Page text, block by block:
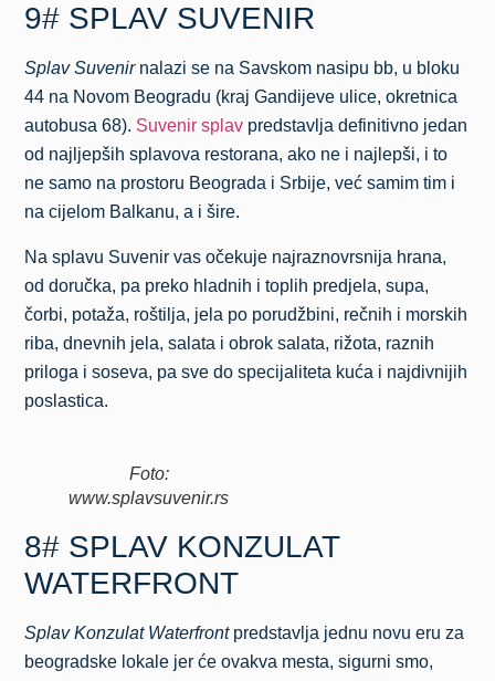
9# SPLAV SUVENIR
Splav Suvenirnalazi se na Savskom nasipu bb, u bloku
44 na Novom Beogradu (kraj Gandijeve ulice, okretnica
autobusa 68). Suvenir splav predstavlja definitivno jedan
od najljepših splavova restorana, ako ne i najlepši, i to
ne samo na prostoru Beograda i Srbije, već samim tim i
na cijelom Balkanu, a i šire.
Na splavu Suvenir vas očekuje najraznovrsnija hrana,
od doručka, pa preko hladnih i toplih predjela, supa,
čorbi, potaža, roštilja, jela po porudžbini, rečnih i morskih
riba, dnevnih jela, salata i obrok salata, rižota, raznih
priloga i soseva, pa sve do specijaliteta kuća i najdivnijih
poslastica.
Foto:
www.splavsuvenir.rs
8# SPLAV KONZULAT
WATERFRONT
Splav Konzulat Waterfrontpredstavlja jednu novu eru za
beogradske lokale jer će ovakva mesta, sigurni smo,